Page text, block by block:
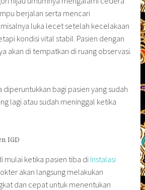
berjalan serta mencari
luka lecet setelah kecelakaan
kondisi vital stabil. Pasien dengan
akan di tempatkan di ruang observasi.
diperuntukkan bagi pasien yang sudah
lagi atau sudah meninggal ketika
IGD
mulai ketika pasien tiba di Instalasi
akan langsung melakukan
dan cepat untuk menentukan